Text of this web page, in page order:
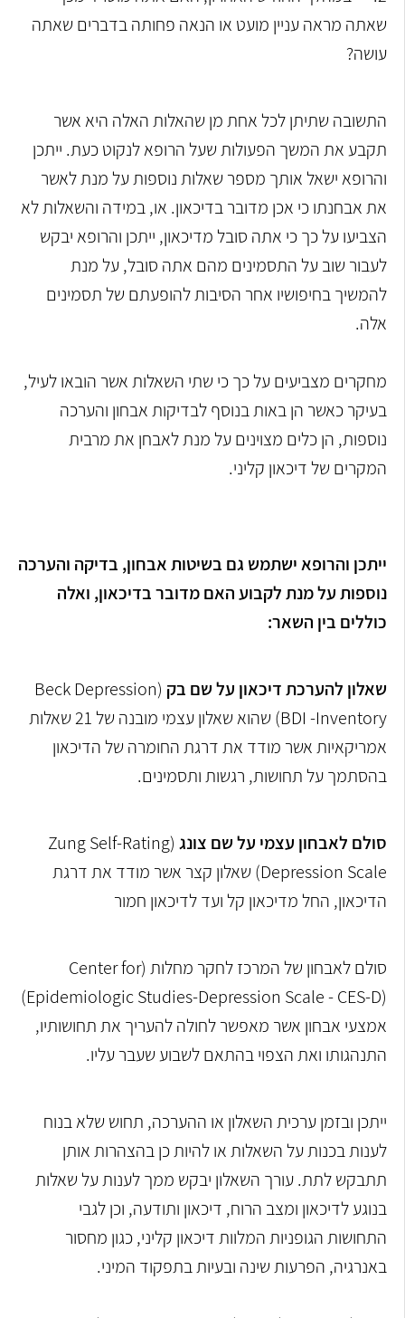
שאתה מראה עניין מועט או הנאה פחותה בדברים שאתה
עושה?
התשובה שתיתן לכל אחת מן שהאלות האלה היא אשר
תקבע את המשך הפעולות שעל הרופא לנקוט כעת. ייתכן
והרופא ישאל אותך מספר שאלות נוספות על מנת לאשר
את אבחנתו כי אכן מדובר בדיכאון. או, במידה והשאלות לא
הצביעו על כך כי אתה סובל מדיכאון, ייתכן והרופא יבקש
לעבור שוב על התסמינים מהם אתה סובל, על מנת
להמשיך בחיפושיו אחר הסיבות להופעתם של תסמינים
אלה.
מחקרים מצביעים על כך כי שתי השאלות אשר הובאו לעיל,
בעיקר כאשר הן באות בנוסף לבדיקות אבחון והערכה
נוספות, הן כלים מצוינים על מנת לאבחן את מרבית
המקרים של דיכאון קליני.
ייתכן והרופא ישתמש גם בשיטות אבחון, בדיקה והערכה
נוספות על מנת לקבוע האם מדובר בדיכאון, ואלה
כוללים בין השאר:
שאלון להערכת דיכאון על שם בק (
Beck Depression
Inventory
-
BDI
) שהוא שאלון עצמי מובנה של 21 שאלות
אמריקאיות אשר מודד את דרגת החומרה של הדיכאון
בהסתמך על תחושות, רגשות ותסמינים.
סולם לאבחון עצמי על שם צונג (
Zung Self-Rating
Depression Scale) שאלון קצר אשר מודד את דרגת
הדיכאון, החל מדיכאון קל ועד לדיכאון חמור
סולם לאבחון של המרכז לחקר מחלות (Center for
Epidemiologic Studies-Depression Scale - CES-D)
)
אמצעי אבחון אשר מאפשר לחולה להעריך את תחושותיו,
התנהגותו ואת הצפוי בהתאם לשבוע שעבר עליו.
ייתכן ובזמן ערכית השאלון או ההערכה, תחוש שלא בנוח
לענות בכנות על השאלות או להיות כן בהצהרות אותן
תתבקש לתת. עורך השאלון יבקש ממך לענות על שאלות
בנוגע לדיכאון ומצב הרוח, דיכאון ותודעה, וכן לגבי
התחושות הגופניות המלוות דיכאון קליני, כגון מחסור
באנרגיה, הפרעות שינה ובעיות בתפקוד המיני.